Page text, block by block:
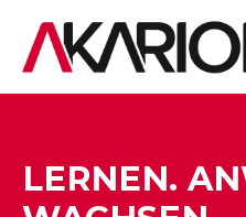
LERNEN.